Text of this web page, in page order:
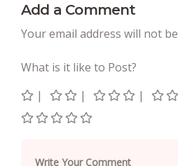
Add a Comment
Your email address will not
What is it like to Post?